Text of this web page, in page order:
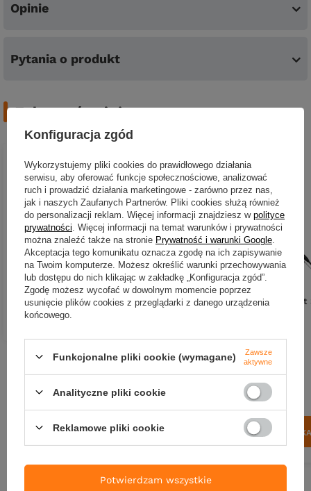
Opinie
Pytania o produkt
Zobacz również
Wędka Mikado NSC Travel Spin
MH 270c | 10-40g (4sec)
170,20 zł
Kup za: 5616.6pktpunktów
Najniższa cena:170,19 zł +1%
212,74 zł-20%
Ilość produktówDO KOSZYKA
Wędka Mikado Bixlite Light
95,89 zł
Kup za: 3164.37pkt
Ilość produktów
DO
Konfiguracja zgód
Wykorzystujemy pliki cookies do prawidłowego działania
serwisu, aby oferować funkcje społecznościowe, analizować
ruch i prowadzić działania marketingowe - zarówno przez nas,
jak i naszych Zaufanych Partnerów. Pliki cookies służą również
do personalizacji reklam. Więcej informacji znajdziesz w polityce
prywatności . Więcej informacji na temat warunków i prywatności
można znaleźć także na stronie Prywatność i warunki Google
Akceptacja tego komunikatu oznacza zgodę na ich zapisywanie
na Twoim komputerze. Możesz określić warunki przechowywania
lub dostępu do nich klikając w zakładkę „Konfiguracja zgód”.
Zgodę możesz wycofać w dowolnym momencie poprzez
usunięcie plików cookies z przeglądarki z danego urządzenia
końcowego.
Funkcjonalne pliki cookie (wymagane)
Zawsze
aktywne
Analityczne pliki cookie
Reklamowe pliki cookie
Potwierdzam wszystkie